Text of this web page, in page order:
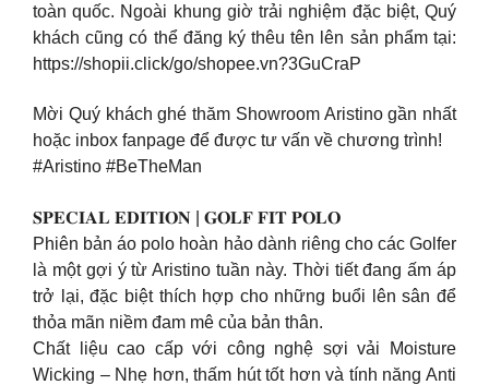
toàn quốc. Ngoài khung giờ trải nghiệm đặc biệt, Quý
khách cũng có thể đăng ký thêu tên lên sản phẩm tại:
https://shopii.click/go/shopee.vn?3GuCraP
Mời Quý khách ghé thăm Showroom Aristino gần nhất
hoặc inbox fanpage để được tư vấn về chương trình!
#Aristino #BeTheMan
𝐒𝐏𝐄𝐂𝐈𝐀𝐋 𝐄𝐃𝐈𝐓𝐈𝐎𝐍 | 𝐆𝐎𝐋𝐅 𝐅𝐈𝐓 𝐏𝐎𝐋𝐎
Phiên bản áo polo hoàn hảo dành riêng cho các Golfer
là một gợi ý từ Aristino tuần này. Thời tiết đang ấm áp
trở lại, đặc biệt thích hợp cho những buổi lên sân để
thỏa mãn niềm đam mê của bản thân.
Chất liệu cao cấp với công nghệ sợi vải Moisture
Wicking – Nhẹ hơn, thấm hút tốt hơn và tính năng Anti